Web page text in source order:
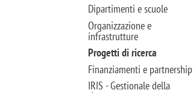
Dipartimenti e scuole
Organizzazione e
infrastrutture
Progetti di ricerca
Finanziamenti e partnership
IRIS - Gestionale della